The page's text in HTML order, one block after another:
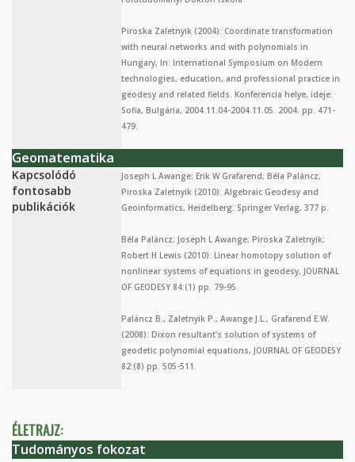
Piroska Zaletnyik (2004): Coordinate transformation
with neural networks and with polynomials in
Hungary, In: International Symposium on Modern
technologies, education, and professional practice in
geodesy and related fields. Konferencia helye, ideje:
Sofia, Bulgária, 2004.11.04-2004.11.05. 2004. pp. 471-
479.
Geomatematika
Kapcsolódó
fontosabb
publikációk
Joseph L Awange; Erik W Grafarend; Béla Paláncz;
Piroska Zaletnyik (2010): Algebraic Geodesy and
Geoinformatics, Heidelberg: Springer Verlag, 377 p.
Béla Paláncz; Joseph L Awange; Piroska Zaletnyik;
Robert H Lewis (2010): Linear homotopy solution of
nonlinear systems of equations in geodesy, JOURNAL
OF GEODESY 84:(1) pp. 79-95.
Paláncz B., Zaletnyik P., Awange J.L., Grafarend E.W.
(2008): Dixon resultant's solution of systems of
geodetic polynomial equations, JOURNAL OF GEODESY
82:(8) pp. 505-511.
ÉLETRAJZ:
Tudományos fokozat